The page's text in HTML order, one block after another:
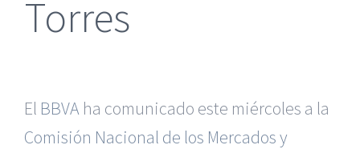
Torres
El BBVA ha comunicado este miércoles a la
Comisión Nacional de los Mercados y